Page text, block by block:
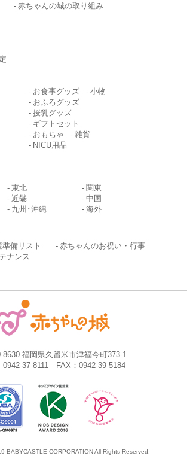
赤ちゃんの城の取り組み
お食事グッズ
小物
おふろグッズ
授乳グッズ
ギフトセット
おもちゃ
雑貨
NICU用品
東北
関東
近畿
中国
九州･沖縄 海外
準備リスト
赤ちゃんのお祝い・行事
ナンス
8630 福岡県久留米市津福今町373-1
0942-37-8111 FAX：0942-39-5184
BABYCASTLE CORPORATION All Rights Reserved.